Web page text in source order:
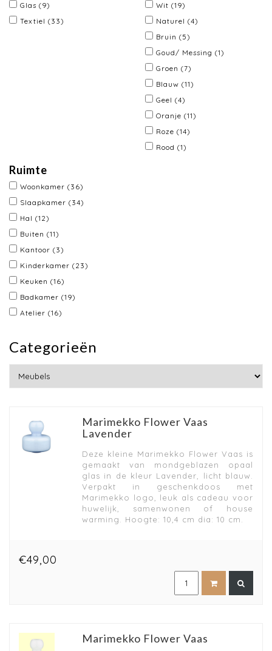
Glas (9)
Textiel (33)
Wit (19)
Naturel (4)
Bruin (5)
Goud/ Messing (1)
Groen (7)
Blauw (11)
Geel (4)
Oranje (11)
Roze (14)
Rood (1)
Ruimte
Woonkamer (36)
Slaapkamer (34)
Hal (12)
Buiten (11)
Kantoor (3)
Kinderkamer (23)
Keuken (16)
Badkamer (19)
Atelier (16)
Categorieën
Marimekko Flower Vaas
Lavender
Deze kleine Marimekko Flower Vaas is
gemaakt van mondgeblazen opaal
glas in de kleur Lavender, licht blauw.
Verpakt in geschenkdoos met
Marimekko logo, leuk als cadeau voor
huwelijk, samenwonen of house
warming. Hoogte: 10,4 cm dia: 10 cm.
€49,00
Marimekko Flower Vaas